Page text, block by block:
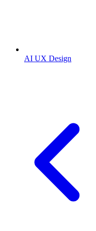
AI UX Design